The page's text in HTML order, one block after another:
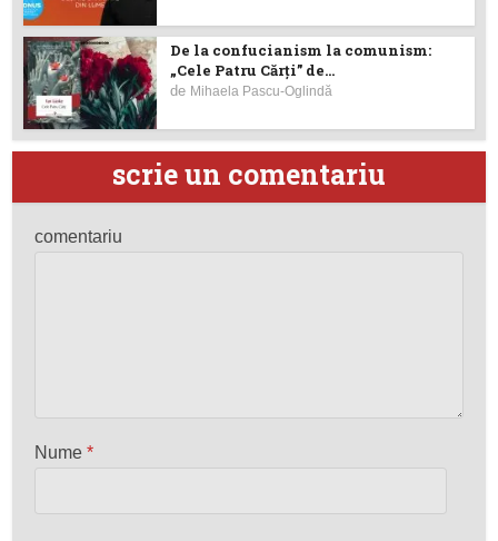
De la confucianism la comunism:
„Cele Patru Cărți” de...
de Mihaela Pascu-Oglindă
scrie un comentariu
comentariu
Nume*